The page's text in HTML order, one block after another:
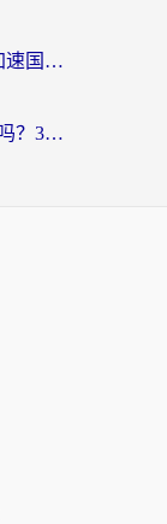
身在海外，如何选择一款靠谱的加速国内网络的加速器？
海外党必看：vpn回大陆免费靠谱吗？3步选对加速器实现无缝刷国内资源